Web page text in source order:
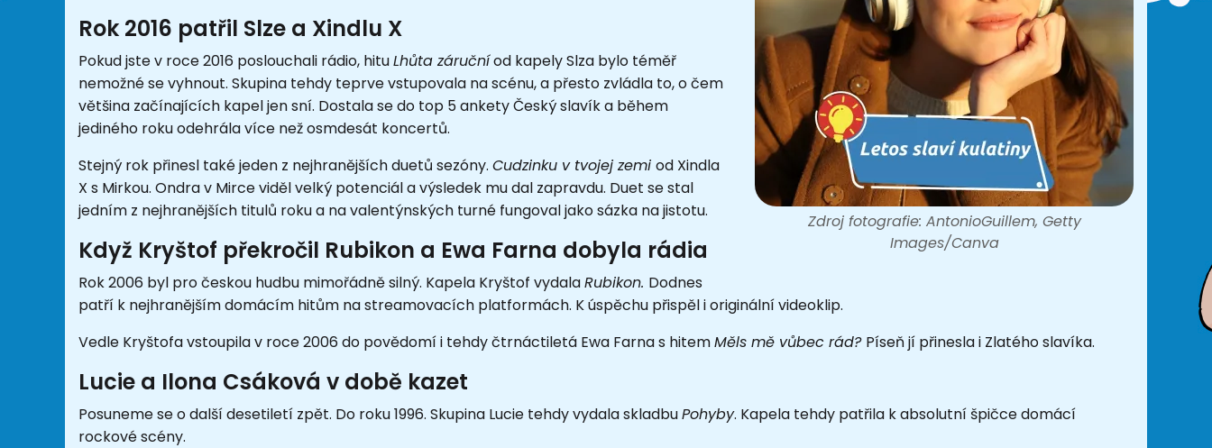
Zdroj fotografie: AntonioGuillem, Getty
Images/Canva
Rok 2016 patřil Slze a Xindlu X
Pokud jste v roce 2016 poslouchali rádio, hituLhůta záručníod kapely Slza bylo téměř
nemožné se vyhnout. Skupina tehdy teprve vstupovala na scénu, a přesto zvládla to, o čem
většina začínajících kapel jen sní. Dostala se do top 5 ankety Český slavík a během
jediného roku odehrála více než osmdesát koncertů.
Stejný rok přinesl také jeden z nejhranějších duetů sezóny. Cudzinku v tvojej zemi od Xindla
X s Mirkou. Ondra v Mirce viděl velký potenciál a výsledek mu dal zapravdu. Duet se stal
jedním z nejhranějších titulů roku a na valentýnských turné fungoval jako sázka na jistotu.
Když Kryštof překročil Rubikon a Ewa Farna dobyla rádia
Rok 2006 byl pro českou hudbu mimořádně silný. Kapela Kryštof vydalaRubikon. Dodnes
patří k nejhranějším domácím hitům na streamovacích platformách. K úspěchu přispěl i originální videoklip.
Vedle Kryštofa vstoupila v roce 2006 do povědomí i tehdy čtrnáctiletá Ewa Farna s hitemMěls mě vůbec rád? Píseň jí přinesla i Zlatého slavíka.
Lucie a Ilona Csáková v době kazet
Posuneme se o další desetiletí zpět. Do roku 1996. Skupina Lucie tehdy vydala skladbuPohyby. Kapela tehdy patřila k absolutní špičce domácí
rockové scény.